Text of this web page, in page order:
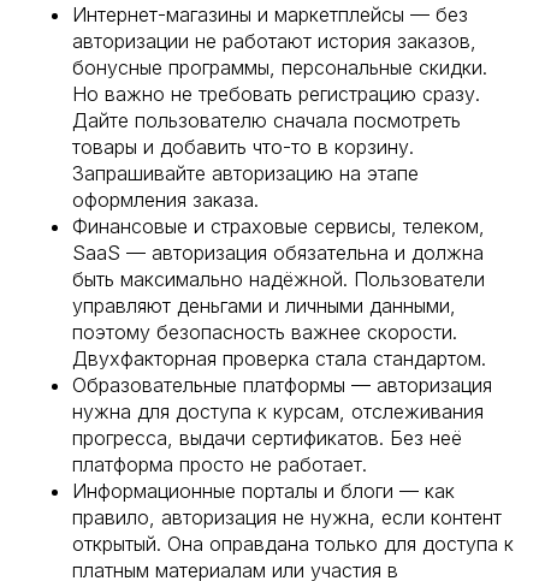
Интернет-магазины и маркетплейсы — без
авторизации не работают история заказов,
бонусные программы, персональные скидки.
Но важно не требовать регистрацию сразу.
Дайте пользователю сначала посмотреть
товары и добавить что-то в корзину.
Запрашивайте авторизацию на этапе
оформления заказа.
Финансовые и страховые сервисы, телеком,
SaaS — авторизация обязательна и должна
быть максимально надёжной. Пользователи
управляют деньгами и личными данными,
поэтому безопасность важнее скорости.
Двухфакторная проверка стала стандартом.
Образовательные платформы — авторизация
нужна для доступа к курсам, отслеживания
прогресса, выдачи сертификатов. Без неё
платформа просто не работает.
Информационные порталы и блоги — как
правило, авторизация не нужна, если контент
открытый. Она оправдана только для доступа к
платным материалам или участия в